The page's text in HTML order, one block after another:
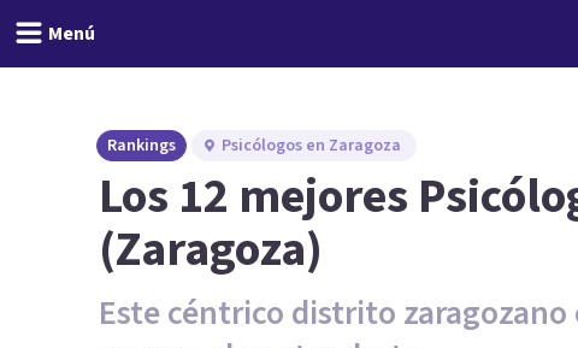
Menú
Rankings Psicólogos en Zaragoza
Los 12 mejores
(Zaragoza)
Este céntrico distrito